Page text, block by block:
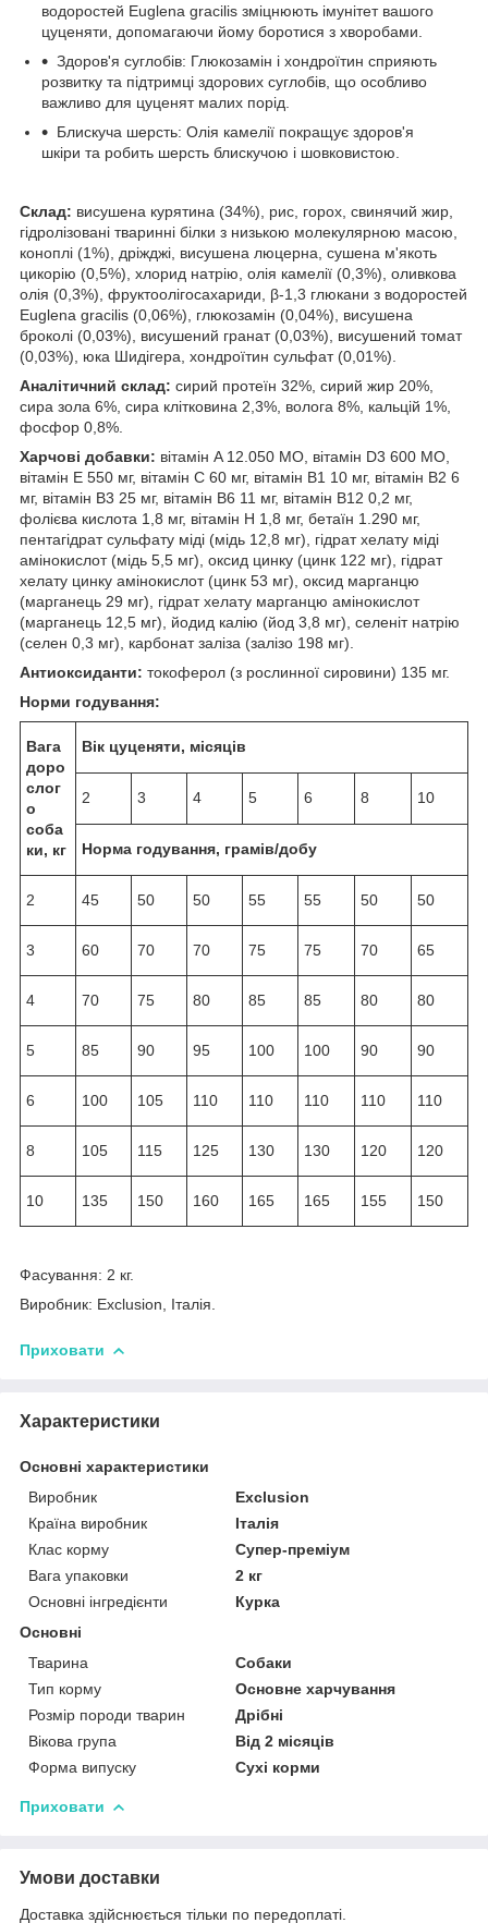
водоростей Euglena gracilis зміцнюють імунітет вашого
цуценяти, допомагаючи йому боротися з хворобами.
Здоров'я суглобів: Глюкозамін і хондроїтин сприяють
розвитку та підтримці здорових суглобів, що особливо
важливо для цуценят малих порід.
Блискуча шерсть: Олія камелії покращує здоров'я
шкіри та робить шерсть блискучою і шовковистою.
Склад: висушена курятина (34%), рис, горох, свинячий жир,
гідролізовані тваринні білки з низькою молекулярною масою,
коноплі (1%), дріжджі, висушена люцерна, сушена м'якоть
цикорію (0,5%), хлорид натрію, олія камелії (0,3%), оливкова
олія (0,3%), фруктоолігосахариди, β-1,3 глюкани з водоростей
Euglena gracilis (0,06%), глюкозамін (0,04%), висушена
броколі (0,03%), висушений гранат (0,03%), висушений томат
(0,03%), юка Шидігера, хондроїтин сульфат (0,01%).
Аналітичний склад: сирий протеїн 32%, сирий жир 20%,
сира зола 6%, сира клітковина 2,3%, волога 8%, кальцій 1%,
фосфор 0,8%.
Харчові добавки: вітамін A 12.050 МО, вітамін D3 600 МО,
вітамін E 550 мг, вітамін C 60 мг, вітамін B1 10 мг, вітамін B2 6
мг, вітамін B3 25 мг, вітамін B6 11 мг, вітамін B12 0,2 мг,
фолієва кислота 1,8 мг, вітамін H 1,8 мг, бетаїн 1.290 мг,
пентагідрат сульфату міді (мідь 12,8 мг), гідрат хелату міді
амінокислот (мідь 5,5 мг), оксид цинку (цинк 122 мг), гідрат
хелату цинку амінокислот (цинк 53 мг), оксид марганцю
(марганець 29 мг), гідрат хелату марганцю амінокислот
(марганець 12,5 мг), йодид калію (йод 3,8 мг), селеніт натрію
(селен 0,3 мг), карбонат заліза (залізо 198 мг).
Антиоксиданти: токоферол (з рослинної сировини) 135 мг.
Норми годування:
Вага
доро
слог
о
соба
ки, кг
Вік цуценяти, місяців
2 3 4 5 6 8 10
Норма годування, грамів/добу
2 45 50 50 55 55 50 50
3 60 70 70 75 75 70 65
4 70 75 80 85 85 80 80
5 85 90 95 100 100 90 90
6 100 105 110 110 110 110 110
8 105 115 125 130 130 120 120
10 135 150 160 165 165 155 150
Фасування: 2 кг.
Виробник: Exclusion, Італія.
Приховати
Характеристики
Основні характеристики
Виробник
Exclusion
Країна виробник
Італія
Клас корму
Супер-преміум
Вага упаковки
2 кг
Основні інгредієнти
Курка
Основні
Тварина
Собаки
Тип корму
Основне харчування
Розмір породи тварин
Дрібні
Вікова група
Від 2 місяців
Форма випуску
Сухі корми
Приховати
Умови доставки
Доставка здійснюється тільки по передоплаті.